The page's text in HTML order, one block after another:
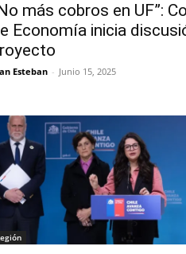
más cobros en UF”:
Economía inicia
Esteban - Junio 15, 2025